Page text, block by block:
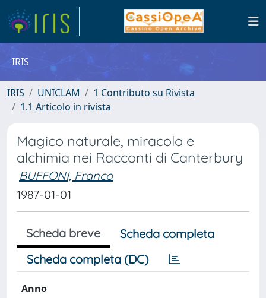
IRIS
IRIS UNICLAM
1 Contributo su Rivista
1.1 Articolo in rivista
Magico naturale, miracolo e
alchimia nei Racconti di Canterbury
BUFFONI, Franco
1987-01-01
Scheda breve
Scheda completa
Scheda completa (DC)
Anno